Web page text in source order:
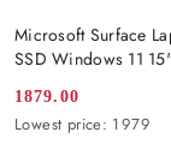
Microsoft Surface
SSD Windows 11
Promotion
price:
1879.00
Lowest
Lowest price: 1979